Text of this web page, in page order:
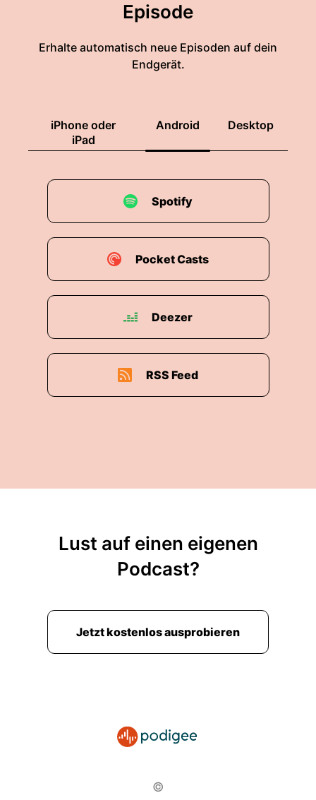
Episode
Erhalte automatisch neue Episoden auf dein
Endgerät.
iPhone oder
iPad
Android Desktop
Spotify
Pocket Casts
Deezer
RSS Feed
Lust auf einen eigenen
Podcast?
Jetzt kostenlos ausprobieren
©